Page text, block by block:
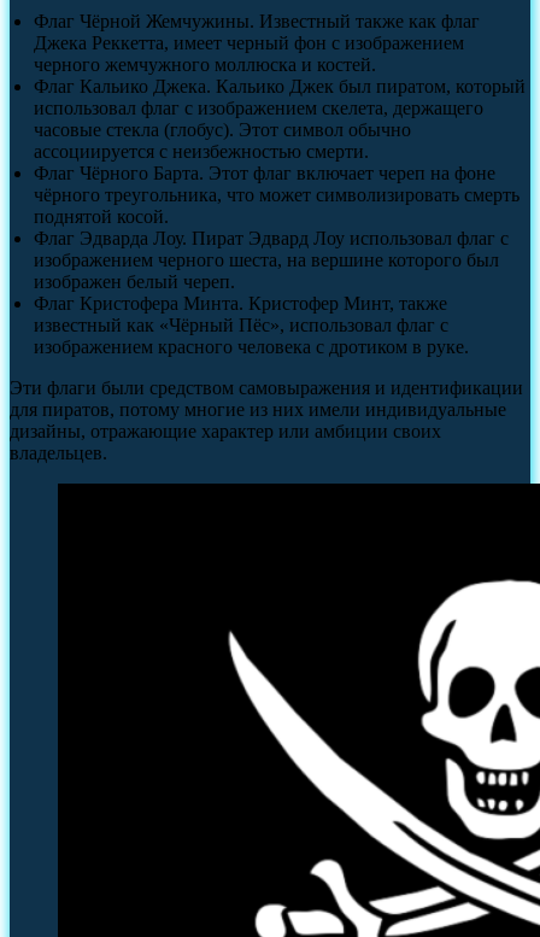
Флаг Чёрной Жемчужины. Известный также как флаг
Джека Реккетта, имеет черный фон с изображением
черного жемчужного моллюска и костей.
Флаг Кальико Джека. Кальико Джек был пиратом, который
использовал флаг с изображением скелета, держащего
часовые стекла (глобус). Этот символ обычно
ассоциируется с неизбежностью смерти.
Флаг Чёрного Барта. Этот флаг включает череп на фоне
чёрного треугольника, что может символизировать смерть
поднятой косой.
Флаг Эдварда Лоу. Пират Эдвард Лоу использовал флаг с
изображением черного шеста, на вершине которого был
изображен белый череп.
Флаг Кристофера Минта. Кристофер Минт, также
известный как «Чёрный Пёс», использовал флаг с
изображением красного человека с дротиком в руке.
Эти флаги были средством самовыражения и идентификации
для пиратов, потому многие из них имели индивидуальные
дизайны, отражающие характер или амбиции своих
владельцев.